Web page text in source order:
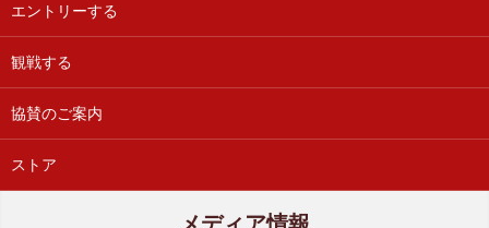
エントリーする
観戦する
協賛のご案内
ストア